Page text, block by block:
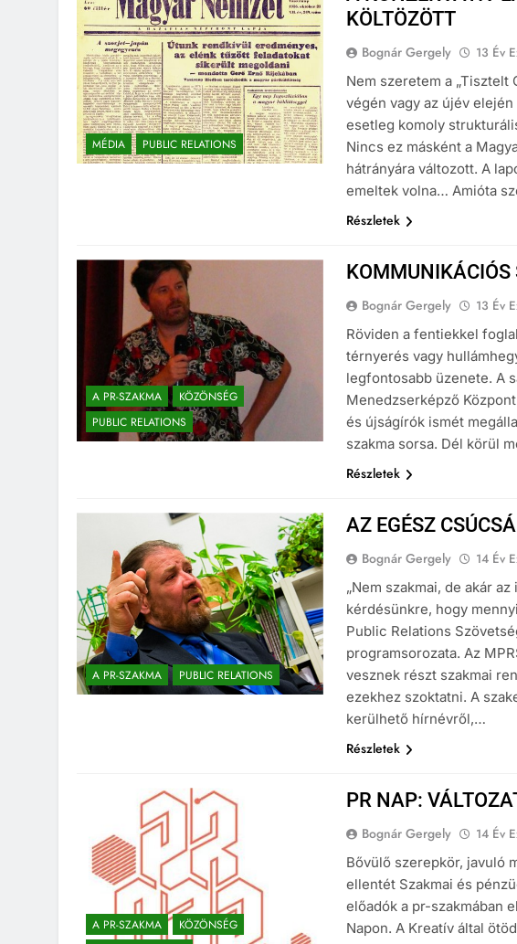
MÉDIA PUBLIC RELATIONS
KÖLTÖZÖTT
Bognár Gergely 13 Év
Nem szeretem a „Tisztelt
végén vagy az újév
esetleg komoly
Nincs ez másként a
hátrányára változott. A
emeltek volna… Amióta
Részletek
A PR-SZAKMA
KÖZÖNSÉG
PUBLIC RELATIONS
KOMMUNIKÁCIÓS
Bognár Gergely 13 Év
Röviden a fentiekkel
térnyerés vagy
legfontosabb üzenete. A
Menedzserképző
és újságírók ismét
szakma sorsa. Dél körül
Részletek
A PR-SZAKMA PUBLIC RELATIONS
AZ EGÉSZ
Bognár Gergely 14 Év
„Nem szakmai, de akár
kérdésünkre, hogy
Public Relations
programsorozata. Az
vesznek részt szakmai
ezekhez szoktatni. A
kerülhető hírnévről,…
Részletek
A PR-SZAKMA
KÖZÖNSÉG
PR NAP:
Bognár Gergely 14 Év
Bővülő szerepkör, javuló
ellentét Szakmai és
előadók a pr-szakmában
Napon. A Kreatív által